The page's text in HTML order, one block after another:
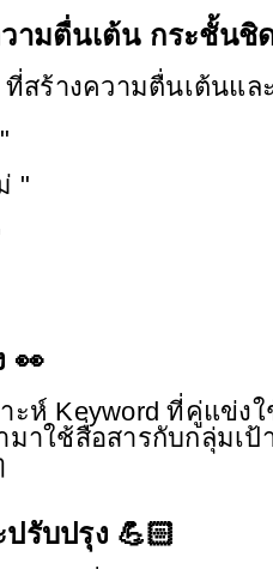
ามตื่นเต้น กระชั้น
ที่สร้างความตื่นเต้นแ
"
👀
ะห์ Keyword ที่คู่แข่ง
มาใช้สื่อสารกับกลุ่มเ
รับปรุง 💪🏻